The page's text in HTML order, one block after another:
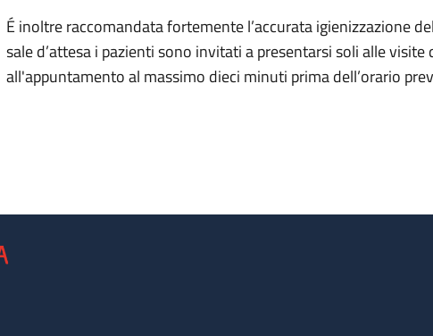
É inoltre raccomandata fortemente l’accurata igienizzazione
sale d’attesa i pazienti sono invitati a presentarsi soli alle
all'appuntamento al massimo dieci minuti prima dell’orario